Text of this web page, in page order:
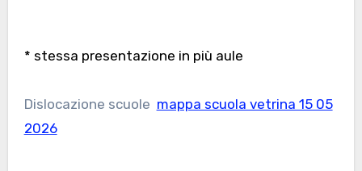
* stessa presentazione in più aule
Dislocazione scuole mappa scuola vetrina 15 05
2026